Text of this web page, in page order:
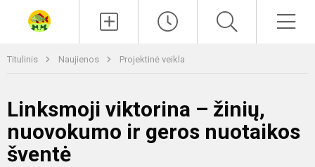
Titulinis Naujienos Projektinė veikla
Linksmoji viktorina – žinių,
nuovokumo ir geros nuotaikos
šventė